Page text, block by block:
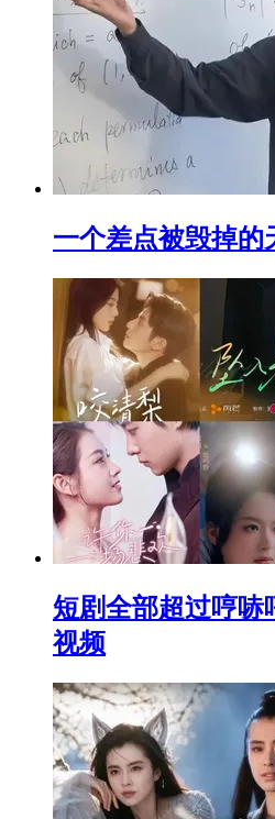
一个差点被毁掉的
短剧全部超过哼哧
视频